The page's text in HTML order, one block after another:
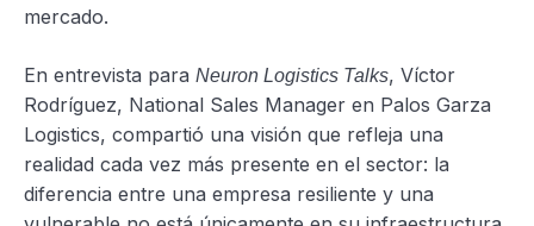
mercado.
En entrevista para Neuron Logistics Talks, Víctor
Rodríguez, National Sales Manager en Palos Garza
Logistics, compartió una visión que refleja una
realidad cada vez más presente en el sector: la
diferencia entre una empresa resiliente y una